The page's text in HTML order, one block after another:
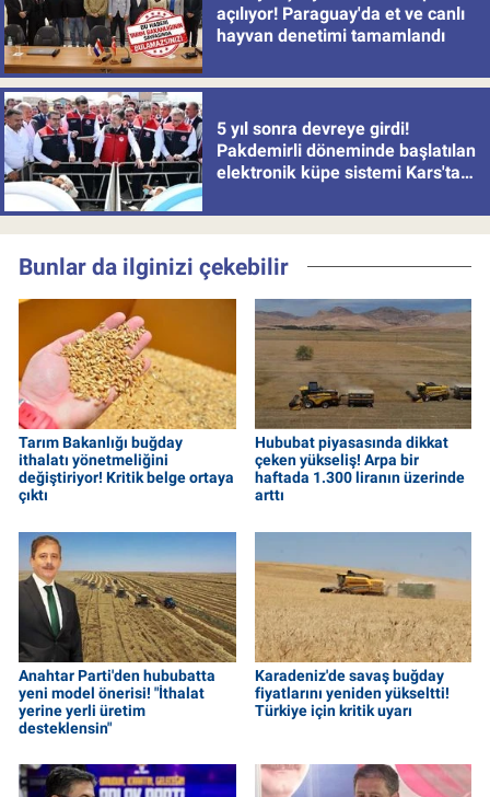
açılıyor! Paraguay'da et ve canlı
hayvan denetimi tamamlandı
5 yıl sonra devreye girdi!
Pakdemirli döneminde başlatılan
elektronik küpe sistemi Kars'tan
Bunlar da ilginizi çekebilir
Tarım Bakanlığı buğday
ithalatı yönetmeliğini
değiştiriyor! Kritik belge ortaya
çıktı
Hububat piyasasında dikkat
çeken yükseliş! Arpa bir
haftada 1.300 liranın üzerinde
arttı
Anahtar Parti'den hububatta
yeni model önerisi! "İthalat
yerine yerli üretim
desteklensin"
Karadeniz'de savaş buğday
fiyatlarını yeniden yükseltti!
Türkiye için kritik uyarı